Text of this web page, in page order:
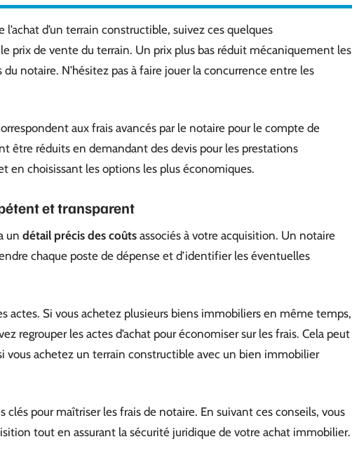
d’un terrain constructible, suivez ces quelques
prix de vente du terrain. Un prix plus bas réduit mécaniquement les
notaire. N’hésitez pas à faire jouer la concurrence entre les
aux frais avancés par le notaire pour le compte de
être réduits en demandant des devis pour les prestations
en choisissant les options les plus économiques.
et transparent
un détail précis des coûts associés à votre acquisition. Un notaire
chaque poste de dépense et d’identifier les éventuelles
actes. Si vous achetez plusieurs biens immobiliers en même temps,
regrouper les actes d’achat pour économiser sur les frais. Cela peut
vous achetez un terrain constructible avec un bien immobilier
clés pour maîtriser les frais de notaire. En suivant ces conseils, vous
tout en assurant la sécurité juridique de votre achat immobilier.